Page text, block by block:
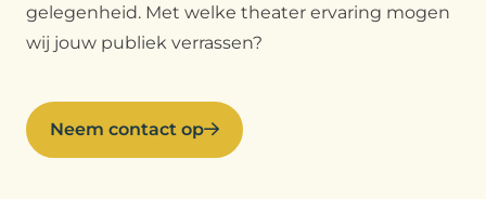
gelegenheid. Met welke theater ervaring mogen
wij jouw publiek verrassen?
Neem contact op